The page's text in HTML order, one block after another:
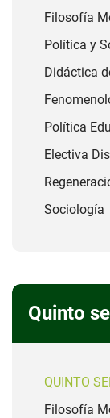
Filosofía
Política y
Didáctica
Política
Electiva
Sociología
Quinto
QUINTO
Filosofía